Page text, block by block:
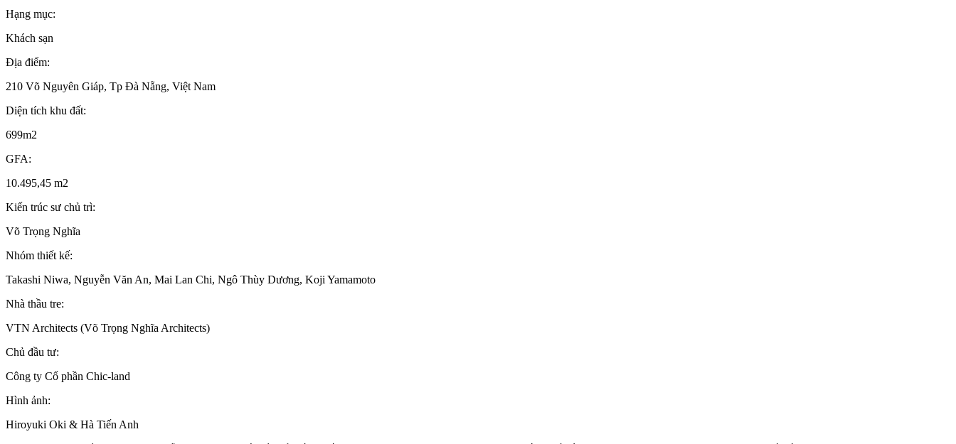
Hạng mục:
Khách sạn
Địa điểm:
210 Võ Nguyên Giáp, Tp Đà Nẵng, Việt Nam
Diện tích khu đất:
699m2
GFA:
10.495,45 m2
Kiến trúc sư chủ trì:
Võ Trọng Nghĩa
Nhóm thiết kế:
Takashi Niwa, Nguyễn Văn An, Mai Lan Chi, Ngô Thùy Dương, Koji Yamamoto
Nhà thầu tre:
VTN Architects (Võ Trọng Nghĩa Architects)
Chủ đầu tư:
Công ty Cổ phần Chic-land
Hình ảnh:
Hiroyuki Oki & Hà Tiến Anh